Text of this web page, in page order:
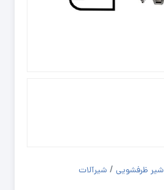
شیر ظرفشویی / شیرآلات